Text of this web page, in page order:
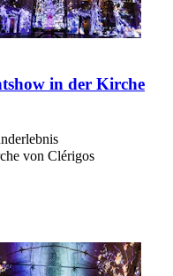
in der Kirche
von Clérigos